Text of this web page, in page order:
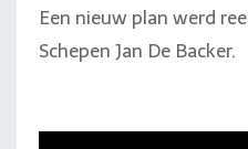
Een nieuw plan werd
Schepen Jan De Backer.